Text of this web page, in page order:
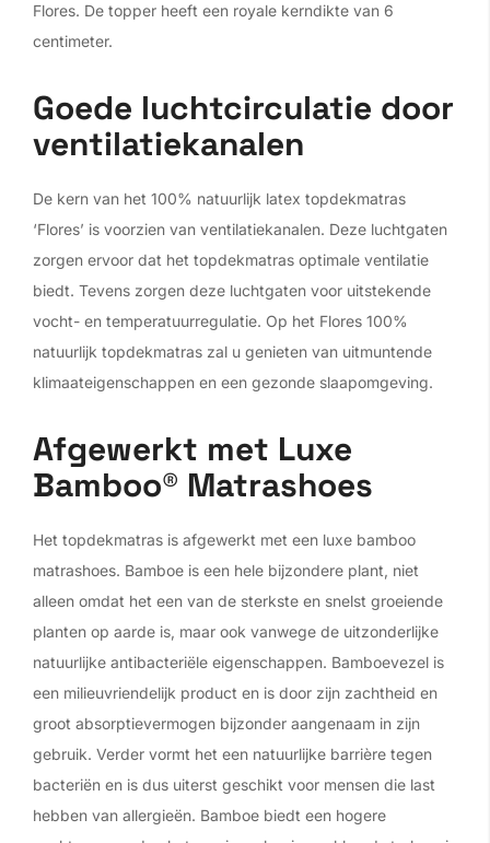
Flores. De topper heeft een royale kerndikte van 6
centimeter.
Goede luchtcirculatie door
ventilatiekanalen
De kern van het 100% natuurlijk latex topdekmatras
‘Flores’ is voorzien van ventilatiekanalen. Deze luchtgaten
zorgen ervoor dat het topdekmatras optimale ventilatie
biedt. Tevens zorgen deze luchtgaten voor uitstekende
vocht- en temperatuurregulatie. Op het Flores 100%
natuurlijk topdekmatras zal u genieten van uitmuntende
klimaateigenschappen en een gezonde slaapomgeving.
Afgewerkt met Luxe
Bamboo® Matrashoes
Het topdekmatras is afgewerkt met een luxe bamboo
matrashoes. Bamboe is een hele bijzondere plant, niet
alleen omdat het een van de sterkste en snelst groeiende
planten op aarde is, maar ook vanwege de uitzonderlijke
natuurlijke antibacteriële eigenschappen. Bamboevezel is
een milieuvriendelijk product en is door zijn zachtheid en
groot absorptievermogen bijzonder aangenaam in zijn
gebruik. Verder vormt het een natuurlijke barrière tegen
bacteriën en is dus uiterst geschikt voor mensen die last
hebben van allergieën. Bamboe biedt een hogere